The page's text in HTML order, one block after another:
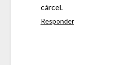
cárcel.
Responder